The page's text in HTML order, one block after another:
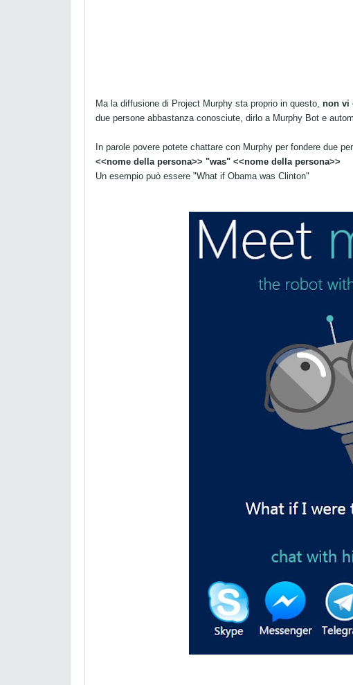
Ma la diffusione di Project Murphy sta proprio in questo, non vi
due persone abbastanza conosciute, dirlo a Murphy Bot e
In parole povere potete chattare con Murphy per fondere due
<<nome della persona>> "was" <<nome della persona>>
Un esempio può essere "What if Obama was Clinton"